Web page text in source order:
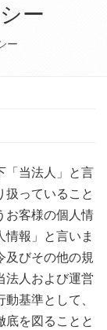
ー
ー
「当法人」と言
扱っていること
お客様の個人情
報」と言いま
及びその他の規
法人および運営
基準として、
底を図ることと